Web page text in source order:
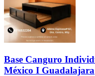
Base Canguro
México I Guadalajara